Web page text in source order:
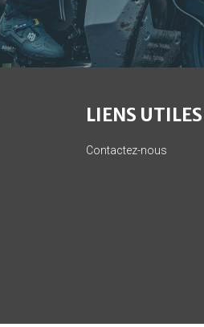
LIENS UTILES
Contactez-nous